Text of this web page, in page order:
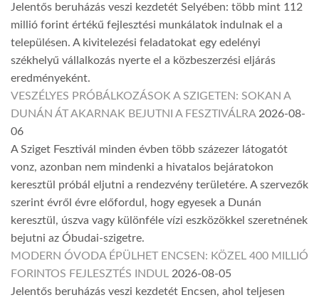
Jelentős beruházás veszi kezdetét Selyében: több mint 112
millió forint értékű fejlesztési munkálatok indulnak el a
településen. A kivitelezési feladatokat egy edelényi
székhelyű vállalkozás nyerte el a közbeszerzési eljárás
eredményeként.
VESZÉLYES PRÓBÁLKOZÁSOK A SZIGETEN: SOKAN A
DUNÁN ÁT AKARNAK BEJUTNI A FESZTIVÁLRA 2026-08-
06
A Sziget Fesztivál minden évben több százezer látogatót
vonz, azonban nem mindenki a hivatalos bejáratokon
keresztül próbál eljutni a rendezvény területére. A szervezők
szerint évről évre előfordul, hogy egyesek a Dunán
keresztül, úszva vagy különféle vízi eszközökkel szeretnének
bejutni az Óbudai-szigetre.
MODERN ÓVODA ÉPÜLHET ENCSEN: KÖZEL 400 MILLIÓ
FORINTOS FEJLESZTÉS INDUL 2026-08-05
Jelentős beruházás veszi kezdetét Encsen, ahol teljesen